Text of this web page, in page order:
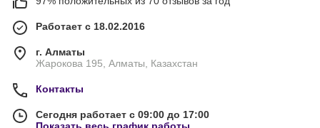
Работает с 18.02.2016
г. Алматы
Жарокова 195, Алматы, Казахстан
Контакты
Сегодня работает с 09:00 до 17:00